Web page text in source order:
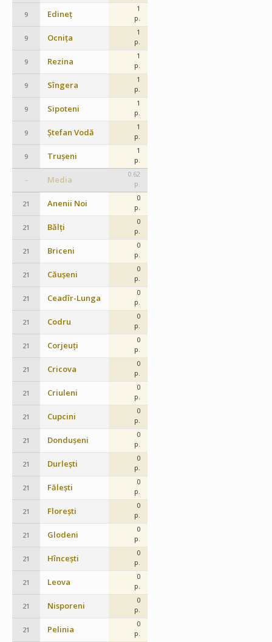
9 Edineț
1
p.
9 Ocnița
1
p.
9 Rezina
1
p.
9 Sîngera
1
p.
9 Sipoteni
1
p.
9 Ștefan Vodă
1
p.
9 Trușeni
1
p.
– Media
0.62
p.
21 Anenii Noi
0
p.
21 Bălți
0
p.
21 Briceni
0
p.
21 Căușeni
0
p.
21 Ceadîr-Lunga
0
p.
21 Codru
0
p.
21 Corjeuți
0
p.
21 Cricova
0
p.
21 Criuleni
0
p.
21 Cupcini
0
p.
21 Dondușeni
0
p.
21 Durlești
0
p.
21 Fălești
0
p.
21 Florești
0
p.
21 Glodeni
0
p.
21 Hîncești
0
p.
21 Leova
0
p.
21 Nisporeni
0
p.
21 Pelinia
0
p.